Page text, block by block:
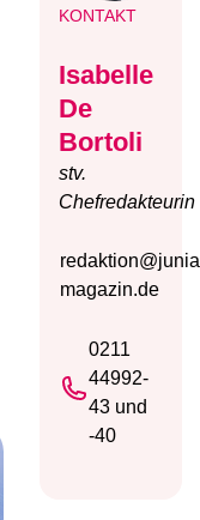
KONTAKT
Isabelle
De
Bortoli
stv.
Chefredakteurin
magazin.de
0211
44992-
43 und
-40